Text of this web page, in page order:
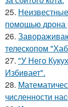
25.
помощью дрона
26.
телескопом
27. "У Него
Избивает".
28.
численности